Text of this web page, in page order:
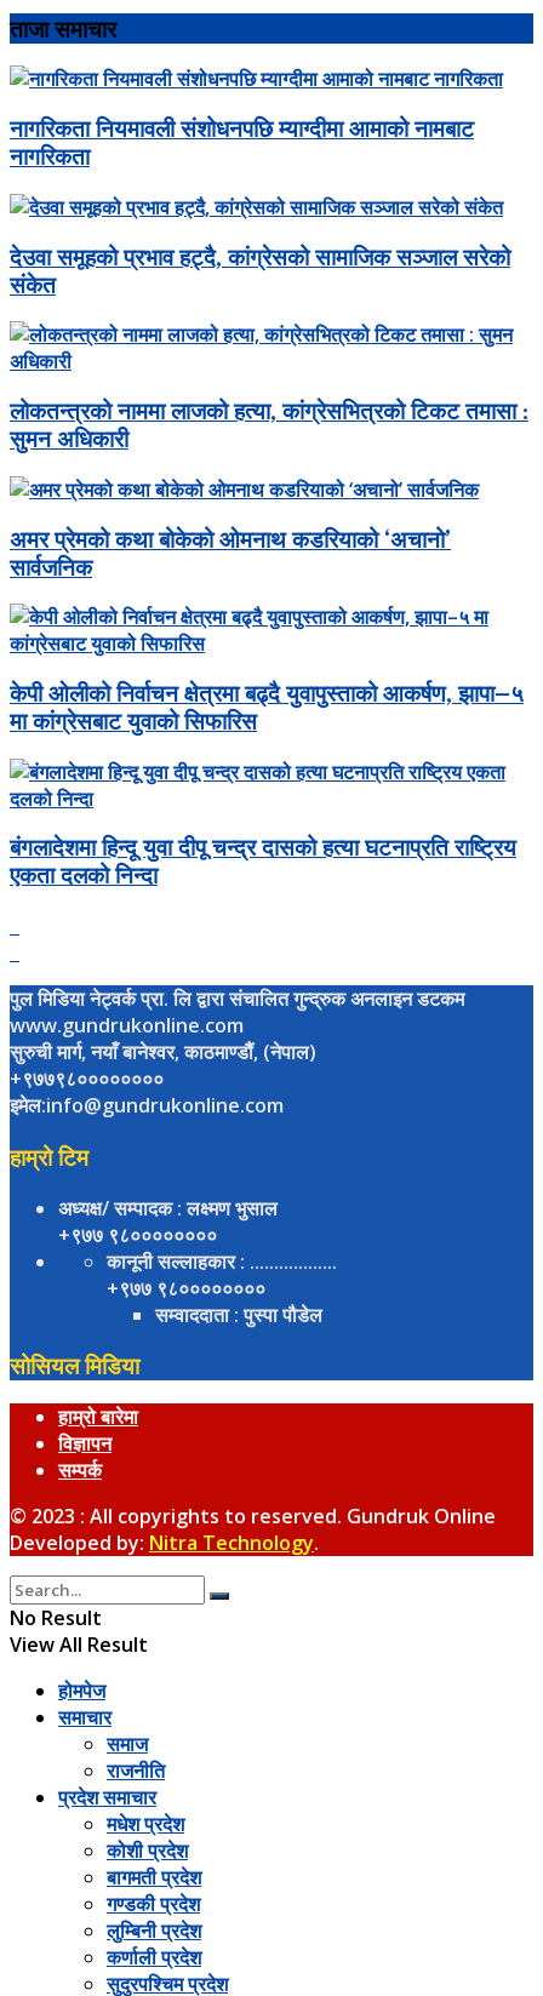
ताजा समाचार
नागरिकता नियमावली संशोधनपछि म्याग्दीमा आमाको नामबाट
नागरिकता
देउवा समूहको प्रभाव हट्दै, कांग्रेसको सामाजिक सञ्जाल सरेको
संकेत
लोकतन्त्रको नाममा लाजको हत्या, कांग्रेसभित्रको टिकट तमासा :
सुमन अधिकारी
अमर प्रेमको कथा बोकेको ओमनाथ कडरियाको ‘अचानो’
सार्वजनिक
केपी ओलीको निर्वाचन क्षेत्रमा बढ्दै युवापुस्ताको आकर्षण, झापा–५
मा कांग्रेसबाट युवाको सिफारिस
बंगलादेशमा हिन्दू युवा दीपू चन्द्र दासको हत्या घटनाप्रति राष्ट्रिय
एकता दलको निन्दा
पुल मिडिया नेट्वर्क प्रा. लि द्वारा संचालित गुन्द्रुक अनलाइन डटकम
www.gundrukonline.com
सुरुची मार्ग, नयाँ बानेश्वर, काठमाण्डौैं, (नेपाल)
+९७७९८००००००००
इमेल:info@gundrukonline.com
हाम्रो टिम
अध्यक्ष/ सम्पादक: लक्ष्मण भुसाल
+९७७ ९८००००००००
कानूनी सल्लाहकार: ..................
+९७७ ९८००००००००
सम्वाददाता: पुस्पा पौडेल
सोसियल मिडिया
हाम्रो बारेमा
विज्ञापन
सम्पर्क
© 2023 : All copyrights to reserved. Gundruk Online
Developed by: Nitra Technology.
No Result
View All Result
होमपेज
समाचार
समाज
राजनीति
प्रदेश समाचार
मधेश प्रदेश
कोशी प्रदेश
बागमती प्रदेश
गण्डकी प्रदेश
लुम्बिनी प्रदेश
कर्णाली प्रदेश
सुदुरपश्चिम प्रदेश